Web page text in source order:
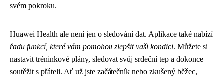
svém pokroku.
Huawei Health ale není jen o sledování dat. Aplikace také nabízí
řadu funkcí, které vám pomohou zlepšit vaši kondici. Můžete si
nastavit tréninkové plány, sledovat svůj srdeční tep a dokonce
soutěžit s přáteli. Ať už jste začátečník nebo zkušený běžec,